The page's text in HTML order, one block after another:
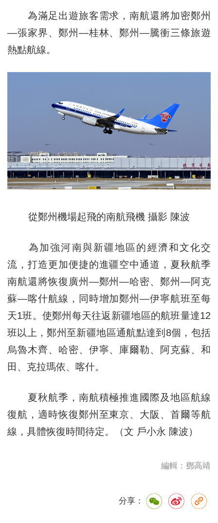
為滿足出遊旅客需求，南航還將加密鄭州
—張家界、鄭州—桂林、鄭州—騰衝三條旅遊
熱點航線。
從鄭州機場起飛的南航飛機 攝影 陳波
為加強河南與新疆地區的經濟和文化交
流，打造更加便捷的進疆空中通道，夏秋航季
南航還將恢復廣州—鄭州—哈密、鄭州—阿克
蘇—喀什航線，同時增加鄭州—伊寧航班至每
天1班。使鄭州每天往返新疆地區的航班量達12
班以上，鄭州至新疆地區通航點達到8個，包括
烏魯木齊、哈密、伊寧、庫爾勒、阿克蘇、和
田、克拉瑪依、喀什。
夏秋航季，南航積極推進國際及地區航線
復航，適時恢復鄭州至東京、大阪、首爾等航
線，具體恢復時間待定。（文 戶小永 陳波）
編輯：鄧高靖
分享：